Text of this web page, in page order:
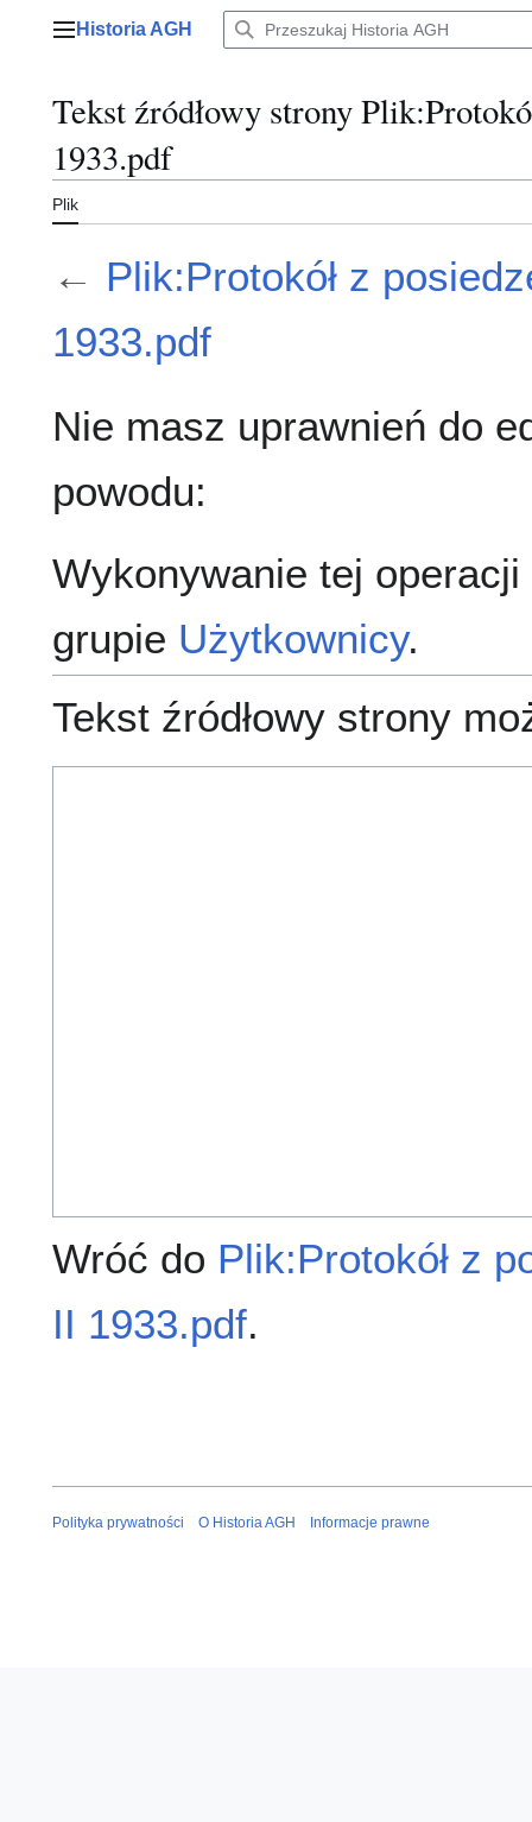
Menu główne
Historia AGH
Tekst źródłowy strony
1933.pdf
Plik
← Plik:Protokół z
1933.pdf
Nie masz uprawnień do
powodu:
Wykonywanie tej
grupie Użytkownicy.
Tekst źródłowy strony
Wróć do Plik:Protokół z
II 1933.pdf.
Polityka prywatności O Historia AGH Informacje prawne